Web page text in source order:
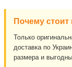
Почему стоит
Только
доставка по
размера и